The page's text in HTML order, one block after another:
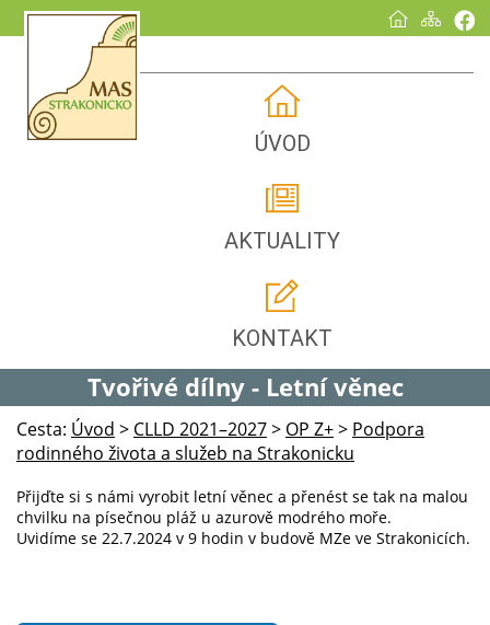
ÚVOD
AKTUALITY
KONTAKT
Tvořivé dílny - Letní věnec
Cesta: Úvod > CLLD 2021–2027> OP Z+> Podpora
rodinného života a služeb na Strakonicku
Přijďte si s námi vyrobit letní věnec a přenést se tak na malou
chvilku na písečnou pláž u azurově modrého moře.
Uvidíme se 22.7.2024 v 9 hodin v budově MZe ve Strakonicích.